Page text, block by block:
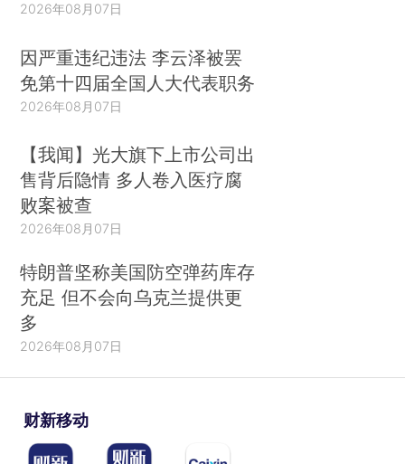
2026年08月07日
因严重违纪违法 李云泽被罢
免第十四届全国人大代表职务
2026年08月07日
【我闻】光大旗下上市公司出
售背后隐情 多人卷入医疗腐
败案被查
2026年08月07日
特朗普坚称美国防空弹药库存
充足 但不会向乌克兰提供更
多
2026年08月07日
财新移动